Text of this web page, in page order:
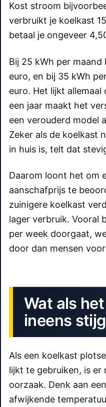
Kost stroom
verbruikt je koelkast
betaal je ongeveer
Bij 25 kWh per
euro, en bij 35 kWh
euro. Het lijkt
een jaar maakt het
een verouderd model
Zeker als de koelkast
in huis is, telt dat
Daarom loont het om
aanschafprijs te
zuinigere koelkast
lager verbruik. Vooral
per week doorgaat,
door dan mensen
Wat als
ineens
Als een koelkast
lijkt te gebruiken, is er
oorzaak. Denk aan
afwijkende